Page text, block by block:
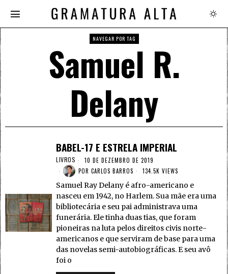
NAVEGAR POR TAG
Samuel R.
Delany
BABEL-17 E ESTRELA IMPERIAL
LIVROS
10 DE DEZEMBRO DE 2019
POR CARLOS BARROS 134.5K VIEWS
Samuel Ray Delany é afro-americano e
nasceu em 1942, no Harlem. Sua mãe era uma
bibliotecária e seu pai administrava uma
funerária. Ele tinha duas tias, que foram
pioneiras na luta pelos direitos civis norte-
americanos e que serviram de base para uma
das novelas semi-autobiográficas. E seu avô
foi o